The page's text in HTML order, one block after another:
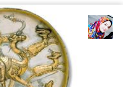
فاطمه کریمیان